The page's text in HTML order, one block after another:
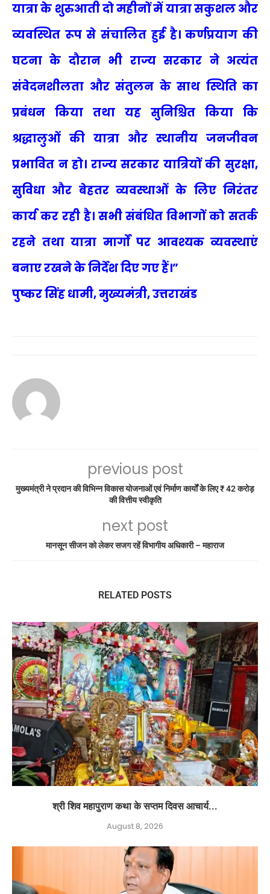
यात्रा के शुरुआती दो महीनों में यात्रा सकुशल और
व्यवस्थित रूप से संचालित हुई है। कर्णप्रयाग की
घटना के दौरान भी राज्य सरकार ने अत्यंत
संवेदनशीलता और संतुलन के साथ स्थिति का
प्रबंधन किया तथा यह सुनिश्चित किया कि
श्रद्धालुओं की यात्रा और स्थानीय जनजीवन
प्रभावित न हो। राज्य सरकार यात्रियों की सुरक्षा,
सुविधा और बेहतर व्यवस्थाओं के लिए निरंतर
कार्य कर रही है। सभी संबंधित विभागों को सतर्क
रहने तथा यात्रा मार्गों पर आवश्यक व्यवस्थाएं
बनाए रखने के निर्देश दिए गए हैं।”
पुष्कर सिंह धामी, मुख्यमंत्री, उत्तराखंड
previous post
मुख्यमंत्री ने प्रदान की विभिन्न विकास योजनाओं एवं निर्माण कार्यों के लिए ₹ 42 करोड़
की वित्तीय स्वीकृति
next post
मानसून सीजन को लेकर सजग रहें विभागीय अधिकारी – महाराज
RELATED POSTS
श्री शिव महापुराण कथा के सप्तम दिवस आचार्य...
August 8, 2026